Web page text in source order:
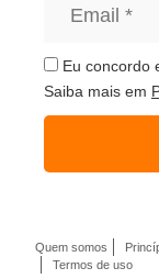
Eu concordo
Saiba mais em
Quem somos
Termos de uso